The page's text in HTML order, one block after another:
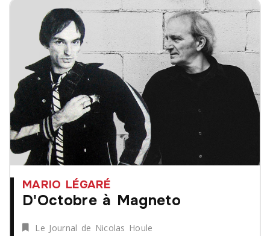
MARIO LÉGARÉ
D'Octobre à Magneto
Le Journal de Nicolas Houle